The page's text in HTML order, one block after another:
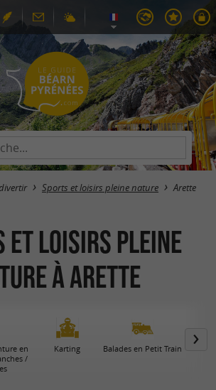
Sports et loisirs pleine nature Arette
et loisirs pleine
à Arette
en
/
Karting Balades en Petit Train